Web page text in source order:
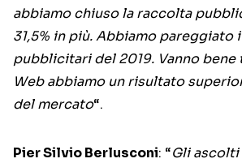
abbiamo chiuso la raccolta
31,5% in più. Abbiamo pareggiato
pubblicitari del 2019. Vanno bene
Web abbiamo un risultato
del mercato“.
Pier Silvio Berlusconi: “Gli ascolti